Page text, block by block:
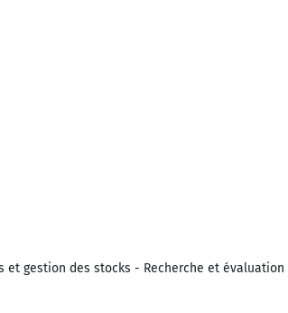
gestion des stocks - Recherche et